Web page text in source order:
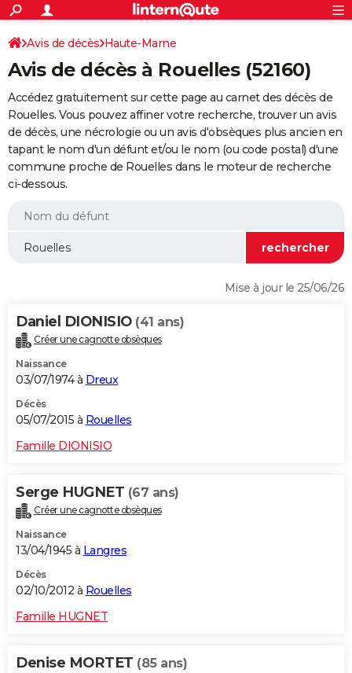
ACTUALITÉS
Politique
Société
Faits Divers
Education
Monde
Villes
+
SPORT
Coupe du monde 2026
Football
Tennis
Cyclisme
Rugby
Forum
Programme TV
TNT
Streaming
Cinéma
Sorties cinéma
Musique
+
FINANCE
Retraite
Epargne
Immobilier
Risques naturels par ville
Assurance
AUTO
Essais
Réserver un essai
Citadines
Berlines
SUV
Forum auto
+HIGH-TECH
BRICOLAGE
WEEK-END
Alimentation
Guide de la santé
Maladies
Médicaments
Sommeil
VOYAGE
Destinations
City break
Voyage nature
Voyage de noces
Forum
Climat
+PHOTO
GUIDES D'ACHAT
Carte de Noël
Carte Bonne année
Carte Saint-Valentin
Carte Pâques
Carte d'anniversaire
DICTIONNAIRE
Dictionnaire
Biographies
Citations
Expressions
Proverbes
PROGRAMME TV
S'inscrire
Se connecter
Lycées
Collèges
Primaires
Universités
Entreprises
Service militaire
Avis de recherche
AVIS DE DÉCÈS
FORUM
Bricolage
Culture
Television
Voyage
S'inscrire
Connexion
Avis de décès Haute-Marne
Avis de décès à Rouelles (52160)
Accédez gratuitement sur cette page au carnet des décès de
Rouelles. Vous pouvez affiner votre recherche, trouver un avis
de décès, une nécrologie ou un avis d'obsèques plus ancien en
tapant le nom d'un défunt et/ou le nom (ou code postal) d'une
commune proche de Rouelles dans le moteur de recherche
ci-dessous.
Mise à jour le 25/06/26
Daniel DIONISIO (41 ans)
Créer une cagnotte obsèques
Naissance
03/07/1974 à Dreux
Décès
05/07/2015 à Rouelles
Famille DIONISIO
Serge HUGNET (67 ans)
Créer une cagnotte obsèques
Naissance
13/04/1945 à Langres
Décès
02/10/2012 à Rouelles
Famille HUGNET
Denise MORTET (85 ans)